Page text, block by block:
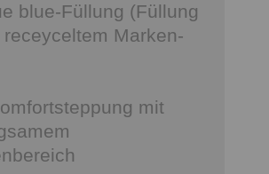
blue-Füllung (Füllung
Marken-
mit